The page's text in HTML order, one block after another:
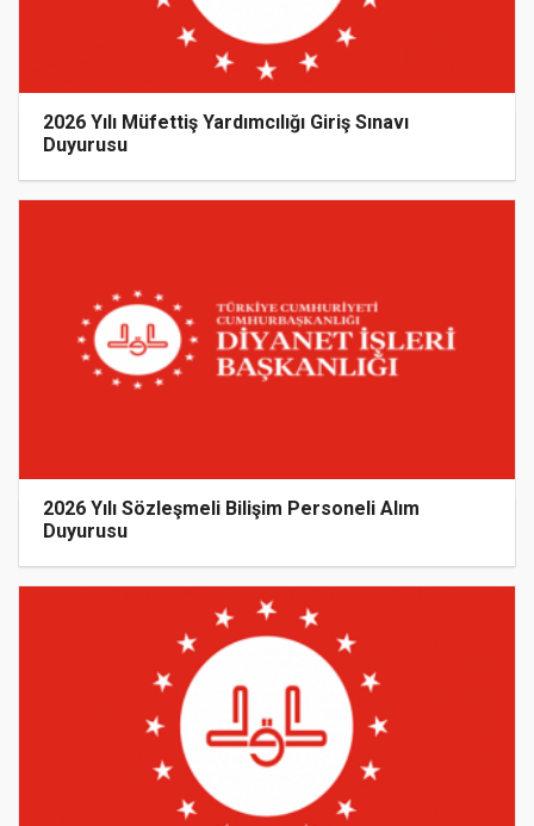
2026 Yılı Müfettiş Yardımcılığı Giriş Sınavı
Duyurusu
2026 Yılı Sözleşmeli Bilişim Personeli Alım
Duyurusu